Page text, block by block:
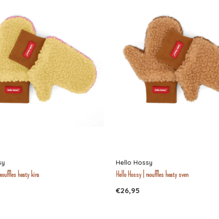
heaty kira
Hello Hossy
Hello Hossy | mouffles heaty sven
€26,95